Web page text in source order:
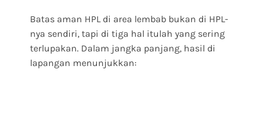
Batas aman HPL di area lembab bukan di HPL-
nya sendiri, tapi di tiga hal itulah yang sering
terlupakan. Dalam jangka panjang, hasil di
lapangan menunjukkan: